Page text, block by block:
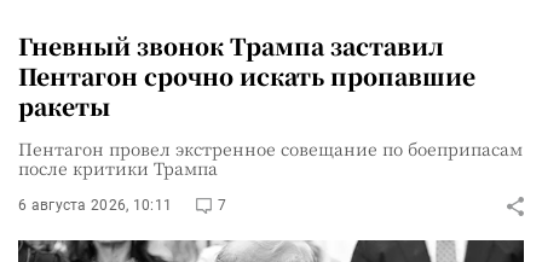
Гневный звонок Трампа заставил
Пентагон срочно искать пропавшие
ракеты
Пентагон провел экстренное совещание по боеприпасам
после критики Трампа
6 августа 2026, 10:11 7